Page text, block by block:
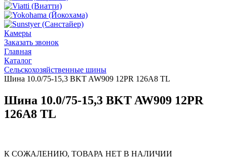
Камеры
Заказать звонок
Главная
Каталог
Сельскохозяйственные шины
Шина 10.0/75-15,3 BKT AW909 12PR 126A8 TL
Шина 10.0/75-15,3 BKT AW909 12PR
126A8 TL
К СОЖАЛЕНИЮ, ТОВАРА НЕТ В НАЛИЧИИ